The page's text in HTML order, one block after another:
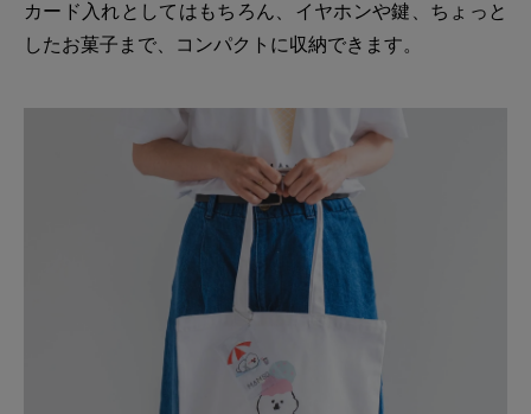
カード入れとしてはもちろん、イヤホンや鍵、ちょっと
したお菓子まで、コンパクトに収納できます。